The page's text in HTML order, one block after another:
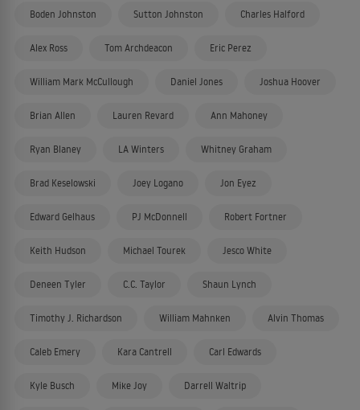
Boden Johnston Sutton Johnston Charles Halford
Alex Ross Tom Archdeacon Eric Perez
William Mark McCullough Daniel Jones Joshua Hoover
Brian Allen Lauren Revard Ann Mahoney
Ryan Blaney LA Winters Whitney Graham
Brad Keselowski Joey Logano Jon Eyez
Edward Gelhaus PJ McDonnell Robert Fortner
Keith Hudson Michael Tourek Jesco White
Deneen Tyler C.C. Taylor Shaun Lynch
Timothy J. Richardson William Mahnken Alvin Thomas
Caleb Emery Kara Cantrell Carl Edwards
Kyle Busch Mike Joy Darrell Waltrip